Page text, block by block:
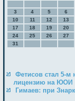
3
4 5 6
10
11 12 13
17
18 19 20
24
25 26 27
31
Фетисов стал 5-м
лицензию на ЮОИ
Гимаев: при